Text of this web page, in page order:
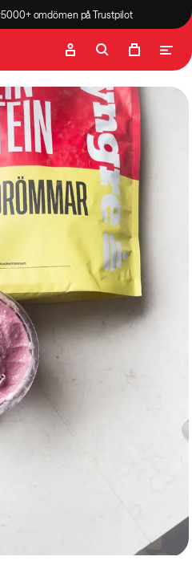
5000+ omdömen på Trustpilot